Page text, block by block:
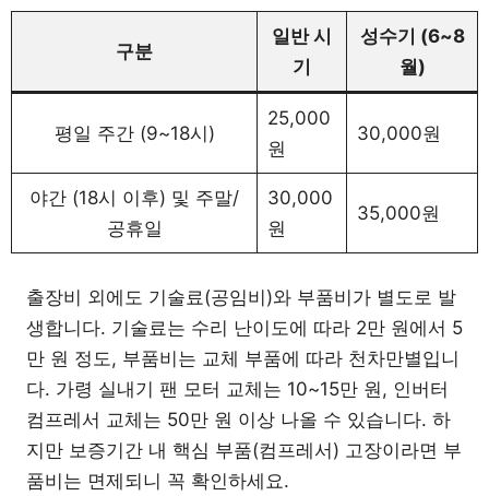
구분
일반 시
기
성수기 (6~8
월)
평일 주간 (9~18시)
25,000
원
30,000원
야간 (18시 이후) 및 주말/
공휴일
30,000
원
35,000원
출장비 외에도 기술료(공임비)와 부품비가 별도로 발
생합니다. 기술료는 수리 난이도에 따라 2만 원에서 5
만 원 정도, 부품비는 교체 부품에 따라 천차만별입니
다. 가령 실내기 팬 모터 교체는 10~15만 원, 인버터
컴프레서 교체는 50만 원 이상 나올 수 있습니다. 하
지만 보증기간 내 핵심 부품(컴프레서) 고장이라면 부
품비는 면제되니 꼭 확인하세요.